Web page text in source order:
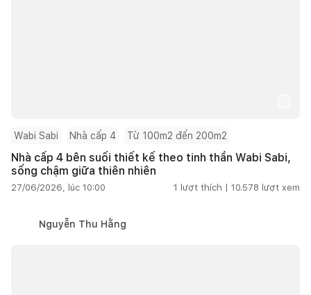
Wabi Sabi Nhà cấp 4 Từ 100m2 đến 200m2
Nhà cấp 4 bên suối thiết kế theo tinh thần Wabi Sabi,
sống chậm giữa thiên nhiên
27/06/2026, lúc 10:00 1 lượt thích | 10.578 lượt xem
Nguyễn Thu Hằng